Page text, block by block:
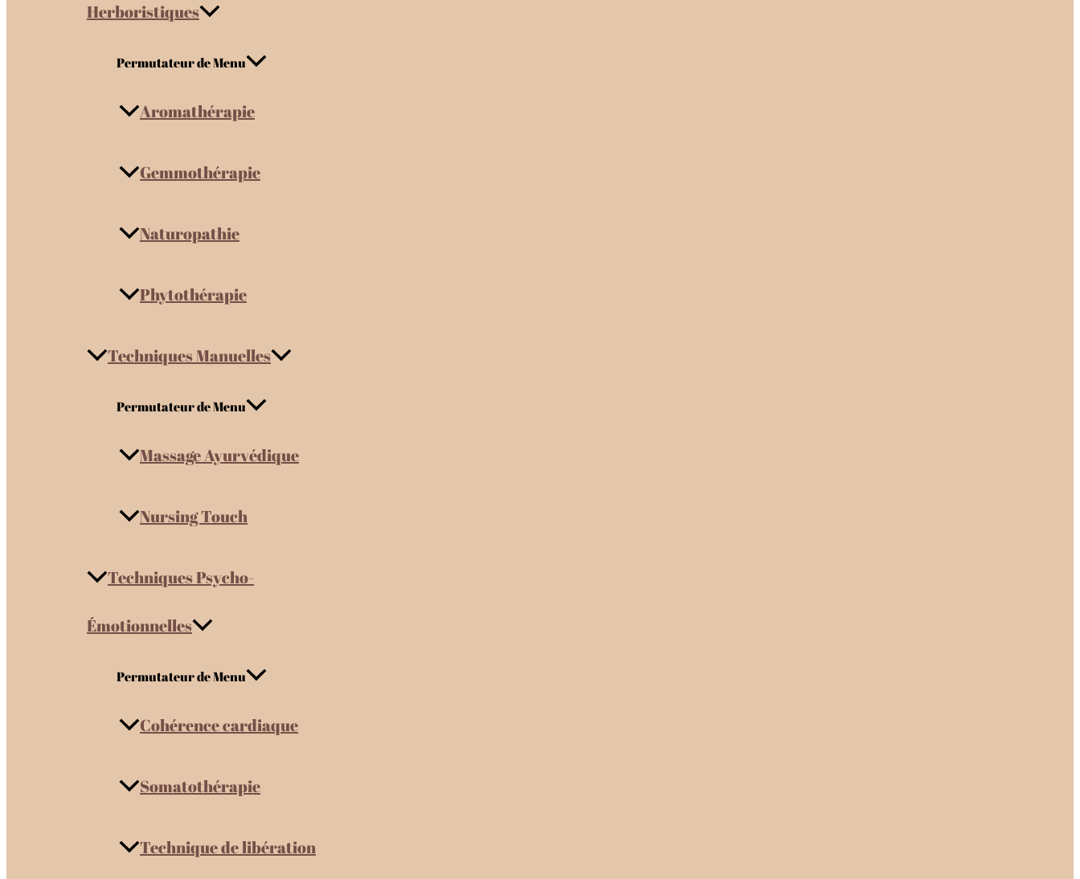
Herboristiques
Permutateur de Menu
Aromathérapie
Gemmothérapie
Naturopathie
Phytothérapie
Techniques Manuelles
Permutateur de Menu
Massage Ayurvédique
Nursing Touch
Techniques Psycho-
Émotionnelles
Permutateur de Menu
Cohérence cardiaque
Somatothérapie
Technique de libération